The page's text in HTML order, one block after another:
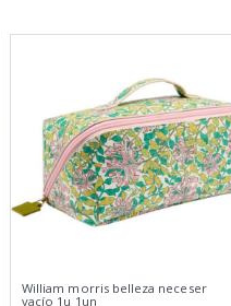
William morris belleza neceser
vacío 1u 1un